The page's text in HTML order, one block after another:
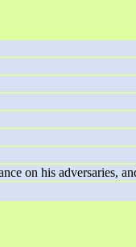
on his adversaries,